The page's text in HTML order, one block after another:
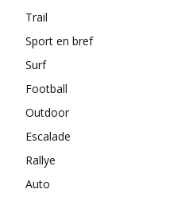
Trail
Sport en bref
Surf
Football
Outdoor
Escalade
Rallye
Auto